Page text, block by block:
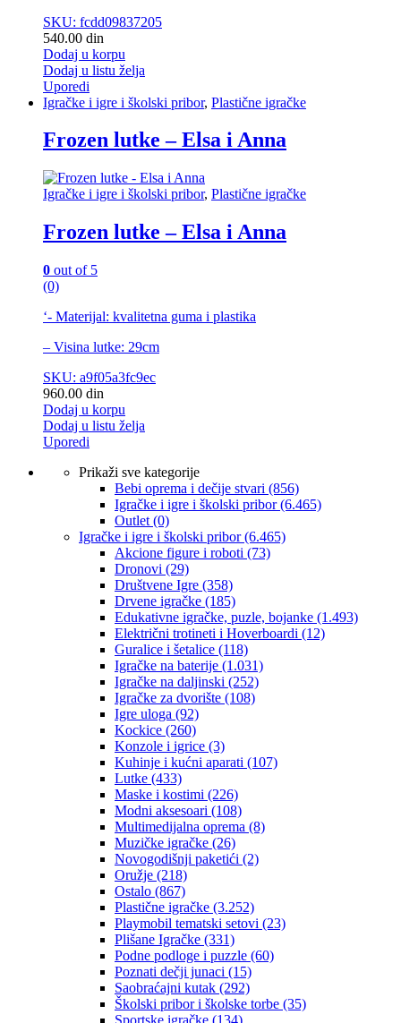
SKU: fcdd09837205
540.00 din
Dodaj u korpu
Dodaj u listu želja
Uporedi
Igračke i igre i školski pribor, Plastične igračke
Frozen lutke – Elsa i Anna
Igračke i igre i školski pribor, Plastične igračke
Frozen lutke – Elsa i Anna
0 out of 5
(0)
‘- Materijal: kvalitetna guma i plastika
– Visina lutke: 29cm
SKU: a9f05a3fc9ec
960.00 din
Dodaj u korpu
Dodaj u listu želja
Uporedi
Prikaži sve kategorije
Bebi oprema i dečije stvari (856)
Igračke i igre i školski pribor(6.465)
Outlet (0)
Igračke i igre i školski pribor(6.465)
Akcione figure i roboti (73)
Dronovi (29)
Društvene Igre (358)
Drvene igračke (185)
Edukativne igračke, puzle, bojanke (1.493)
Električni trotineti i Hoverboardi (12)
Guralice i šetalice (118)
Igračke na baterije (1.031)
Igračke na daljinski (252)
‎Igračke za dvorište (108)
Igre uloga (92)
Kockice (260)
Konzole i igrice (3)
Kuhinje i kućni aparati (107)
Lutke (433)
Maske i kostimi (226)
Modni aksesoari (108)
Multimedijalna oprema (8)
Muzičke igračke (26)
Novogodišnji paketići (2)
Oružje (218)
Ostalo (867)
Plastične igračke (3.252)
Playmobil tematski setovi (23)
Plišane Igračke (331)
Podne podloge i puzzle (60)
Poznati dečji junaci (15)
Saobraćajni kutak (292)
Školski pribor i školske torbe (35)